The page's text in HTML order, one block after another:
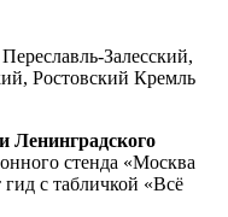
Залесский,
Ростовский Кремль
Ленинградского
стенда «Москва
c табличкой «Всё